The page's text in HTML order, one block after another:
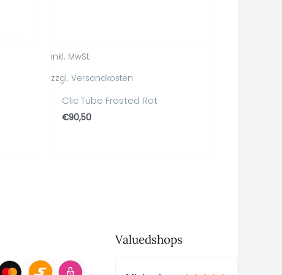
inkl. MwSt.
zzgl. Versandkosten
Clic Tube Frosted Rot
€90,50
Valuedshops